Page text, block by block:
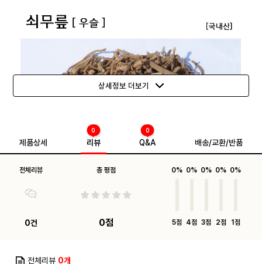
상세정보 더보기
제품상세 리뷰
0
Q&A
0
배송/교환/반품
전체리뷰
0건
총 평점
0점
0%
5점
0%
4점
0%
3점
0%
2점
0%
1점
전체리뷰 0개